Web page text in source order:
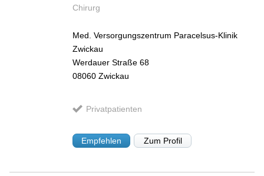
Chirurg
Med. Versorgungszentrum Paracelsus-Klinik
Zwickau
Werdauer Straße 68
08060 Zwickau
Privatpatienten
Empfehlen Zum Profil